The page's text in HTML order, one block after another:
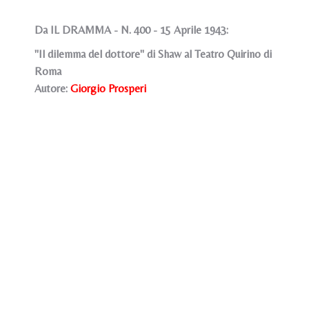
Da IL DRAMMA - N. 400 - 15 Aprile 1943:
"Il dilemma del dottore" di Shaw al Teatro Quirino di
Roma
Autore: Giorgio Prosperi